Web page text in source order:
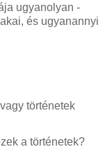
ugyanolyan -
és ugyanannyi
történetek
a történetek?